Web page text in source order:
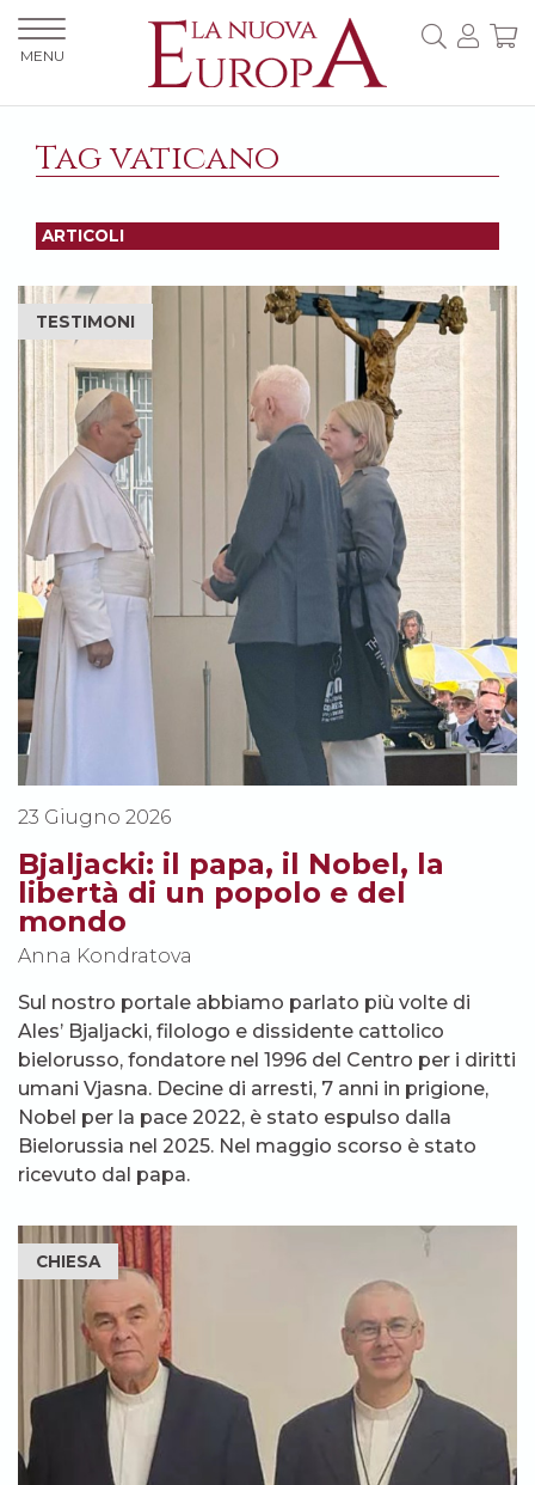
Tag vaticano
ARTICOLI
TESTIMONI
23 Giugno 2026
Bjaljacki: il papa, il Nobel, la
libertà di un popolo e del
mondo
Anna Kondratova
Sul nostro portale abbiamo parlato più volte di
Ales’ Bjaljacki, filologo e dissidente cattolico
bielorusso, fondatore nel 1996 del Centro per i diritti
umani Vjasna. Decine di arresti, 7 anni in prigione,
Nobel per la pace 2022, è stato espulso dalla
Bielorussia nel 2025. Nel maggio scorso è stato
ricevuto dal papa.
CHIESA
MENU